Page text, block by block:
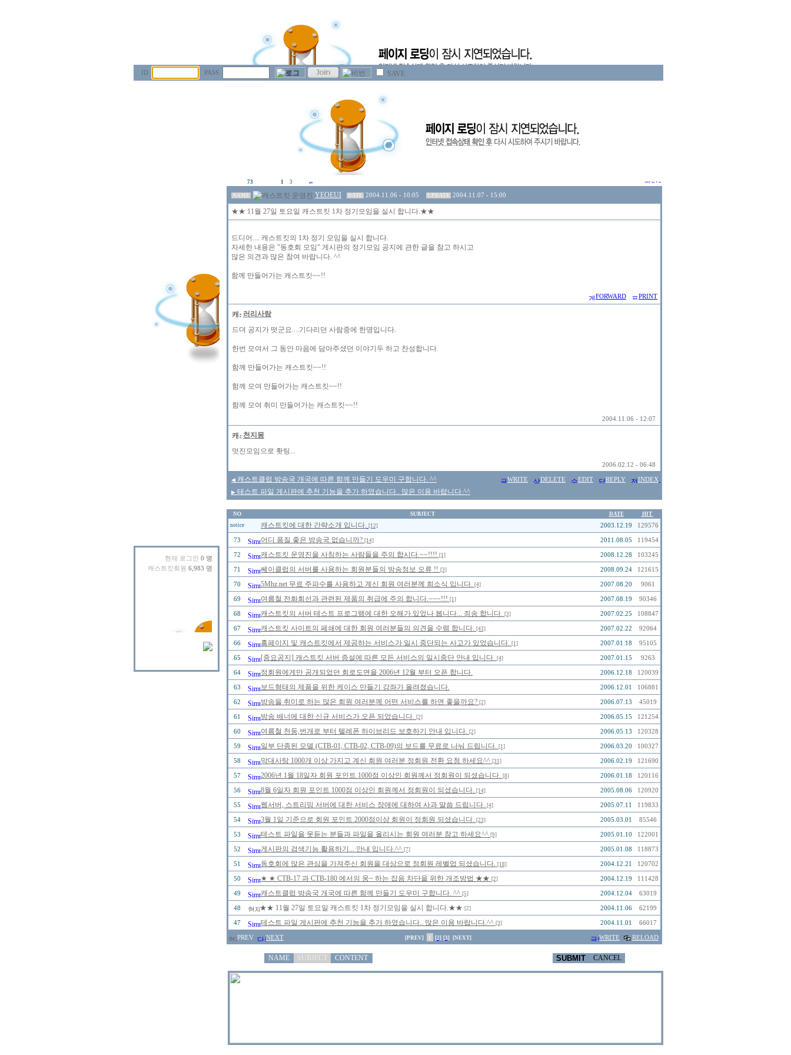
ID PASS SAVE
현재 로그인 0 명
캐스트킷회원 6,983 명
73 1 3
NAME YEOEUI DATE 2004.11.06 - 10:05 UPDATE 2004.11.07 - 15:00
★★ 11월 27일 토요일 캐스트킷 1차 정기모임을 실시 합니다.★★
드디어.... 캐스트킷의 1차 정기 모임을 실시 합니다.
자세한 내용은 "동호회 모임" 게시판의 정기모임 공지에 관한 글을 참고 하시고
많은 의견과 많은 참여 바랍니다. ^^
함께 만들어가는 캐스트킷~~!!
FORWARD PRINT
러리사랑
드뎌 공지가 떳군요....기다리던 사람중에 한명입니다.
한번 모여서 그 동안 마음에 담아주셨던 이야기두 하고 찬성합니다.
함께 만들어가는 캐스트킷~~!!
함께 모여 만들어가는 캐스트킷~~!!
함께 모여 취미 만들어가는 캐스트킷~~!!
2004.11.06 - 12:07
천지몽
멋진모임으로 홧팅...
2006.02.12 - 06:48
◀ 캐스트클럽 방송국 개국에 따른 함께 만들기 도우미 구합니다. ^^
▶ 테스트 파일 게시판에 추천 기능을 추가 하였습니다.. 많은 이용 바랍니다.^^
WRITE DELETE EDIT REPLY INDEX
NO SUBJECT DATE
HIT
notice
캐스트킷에 대한 간략소개 입니다. [12] 2003.12.19 129576
73 어디 품질 좋은 방송국 없습니까? [14] 2011.08.05 119454
72 캐스트킷 운영진을 사칭하는 사람들을 주의 합시다.~~!!!! [1] 2008.12.28 103245
71 쎄이클럽의 서버를 사용하는 회원분들의 방송정보 오류 !! [3] 2008.09.24 121615
70 5Mhz.net 무료 주파수를 사용하고 계신 회원 여러분께 희소식 입니다. [4] 2007.08.20 9061
69 여름철 전화회선과 관련된 제품의 취급에 주의 합니다.~~~!!! [1] 2007.08.19 90346
68 캐스트킷의 서버 테스트 프로그램에 대한 오해가 있었나 봅니다... 죄송 합니다. [3] 2007.02.25 108847
67 캐스트킷 사이트의 페쇄에 대한 회원 여러분들의 의견을 수렴 합니다. [43] 2007.02.22 92064
66 홈페이지 및 캐스트킷에서 제공하는 서비스가 일시 중단되는 사고가 있었습니다. [1] 2007.01.18 95105
65 [중요공지] 캐스트킷 서버 증설에 따른 모든 서비스의 일시중단 안내 입니다. [4] 2007.01.15 9263
64 정회원에게만 공개되었던 회로도면을 2006년 12월 부터 오픈 합니다. 2006.12.18 120039
63 보드형태의 제품을 위한 케이스 만들기 강좌가 올려졌습니다. 2006.12.01 106881
62 방송을 취미로 하는 많은 회원 여러분께 어떤 서비스를 하면 좋을까요? [2] 2006.07.13 45019
61 방송 배너에 대한 신규 서비스가 오픈 되었습니다. [2] 2006.05.15 121254
60 여름철 천둥,번개로 부터 텔레폰 하이브리드 보호하기 안내 입니다. [2] 2006.05.13 120328
59 일부 단종된 모델 (CTB-01, CTB-02, CTB-09)의 보드를 무료로 나눠 드립니다. [1] 2006.03.20 100327
58 막대사탕 1000개 이상 가지고 계신 회원 여러분 정회원 전환 요청 하세요^^ [31] 2006.02.19 121690
57 2006년 1월 18일자 회원 포인트 1000점 이상인 회원께서 정회원이 되셨습니다. [8] 2006.01.18 120116
56 8월 6일자 회원 포인트 1000점 이상인 회원께서 정회원이 되셨습니다. [14] 2005.08.06 120920
55 웹서버, 스트리밍 서버에 대한 서비스 장애에 대하여 사과 말씀 드립니다. [4] 2005.07.11 119833
54 3월 1일 기준으로 회원 포인트 2000점이상 회원이 정회원 되셨습니다. [23] 2005.03.01 85546
53 테스트 파일을 못듣는 분들과 파일을 올리시는 회원 여러분 참고 하세요^^ [9] 2005.01.10 122001
52 게시판의 검색기능 활용하기... 안내 입니다.^^ [7] 2005.01.08 118873
51 동호회에 많은 관심을 가져주신 회원을 대상으로 정회원 레벨업 되셨습니다. [18] 2004.12.21 120702
50 ★ ★ CTB-17 과 CTB-180 에서의 웅~ 하는 잡음 차단을 위한 개조방법 ★★ [2] 2004.12.19 111428
49 캐스트클럽 방송국 개국에 따른 함께 만들기 도우미 구합니다. ^^ [5] 2004.12.04 63019
48 ★★ 11월 27일 토요일 캐스트킷 1차 정기모임을 실시 합니다.★★ [2] 2004.11.06 62199
47 테스트 파일 게시판에 추천 기능을 추가 하였습니다.. 많은 이용 바랍니다.^^ [3] 2004.11.01 66017
PREV NEXT [PREV] [2] [3] [NEXT] WRITE RELOAD
SUBMIT